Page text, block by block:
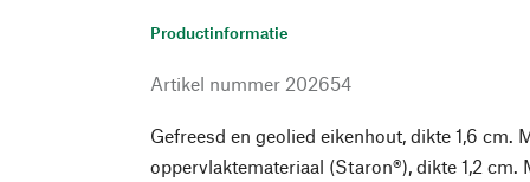
Productinformatie
Artikel nummer 202654
Gefreesd en geolied eikenhout, dikte 1,6 cm.
oppervlaktemateriaal (Staron®), dikte 1,2 cm.